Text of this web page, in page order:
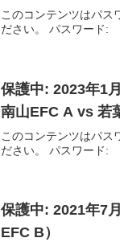
このコンテンツはパス
ださい。 パスワード:
保護中: 2023年1
南山EFC A vs 若
このコンテンツはパス
ださい。 パスワード:
保護中: 2021年7
EFC B）